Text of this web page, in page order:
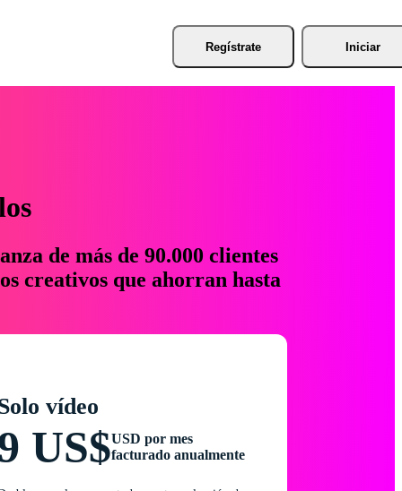
Regístrate Iniciar
de más de 90.000 clientes
creativos que ahorran hasta
vídeo
US$USD por mes
facturado anualmente